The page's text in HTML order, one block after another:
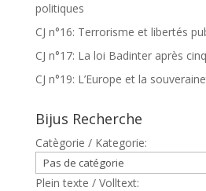
politiques
CJ n°16: Terrorisme et libertés
CJ n°17: La loi Badinter après
CJ n°19: L’Europe et la
Bijus Recherche
Catègorie / Kategorie:
Plein texte / Volltext: